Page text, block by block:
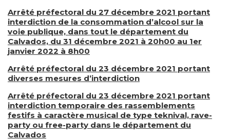
Arrêté préfectoral du 27 décembre 2021 portant
interdiction de la consommation d’alcool sur la
voie publique, dans tout le département du
Calvados, du 31 décembre 2021 à 20h00 au 1er
janvier 2022 à 8h00
Arrêté préfectoral du 23 décembre 2021 portant
diverses mesures d’interdiction
Arrêté préfectoral du 23 décembre 2021 portant
interdiction temporaire des rassemblements
festifs à caractère musical de type teknival, rave-
party ou free-party dans le département du
Calvados